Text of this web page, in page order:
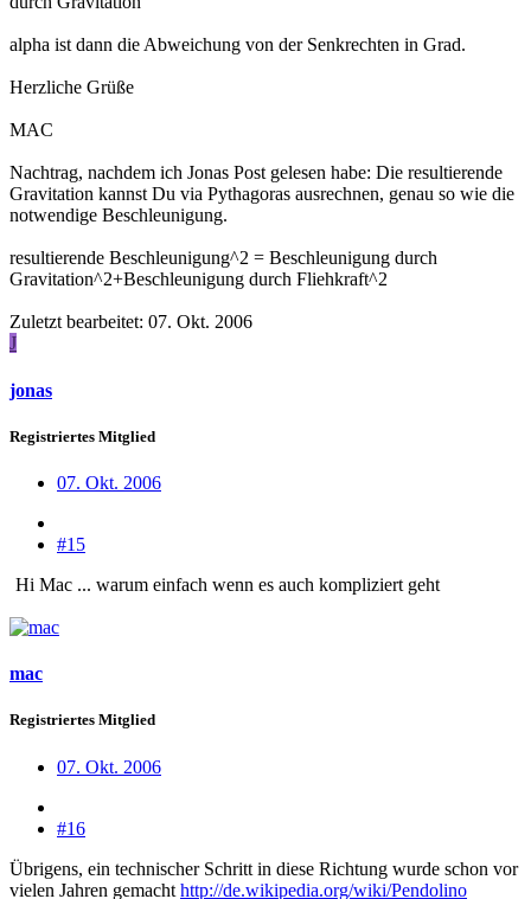
alpha ist dann die Abweichung von der Senkrechten in Grad.
Herzliche Grüße
MAC
Nachtrag, nachdem ich Jonas Post gelesen habe: Die resultierende
Gravitation kannst Du via Pythagoras ausrechnen, genau so wie die
notwendige Beschleunigung.
resultierende Beschleunigung^2 = Beschleunigung durch
Gravitation^2+Beschleunigung durch Fliehkraft^2
Zuletzt bearbeitet: 07. Okt. 2006
J
jonas
Registriertes Mitglied
07. Okt. 2006
#15
Hi Mac ... warum einfach wenn es auch kompliziert geht
mac
Registriertes Mitglied
07. Okt. 2006
#16
Übrigens, ein technischer Schritt in diese Richtung wurde schon vor
vielen Jahren gemacht http://de.wikipedia.org/wiki/Pendolino